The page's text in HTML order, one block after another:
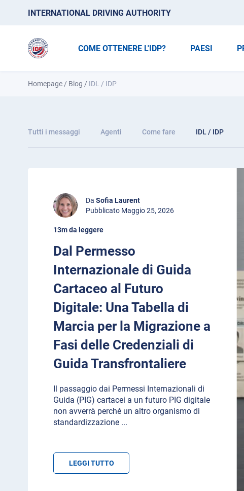
INTERNATIONAL DRIVING AUTHORITY
COME OTTENERE L'IDP? PAESI
Homepage / Blog / IDL / IDP
Tutti i messaggi Agenti Come fare IDL / IDP
Da Sofia Laurent
Pubblicato Maggio 25, 2026
13m da leggere
Dal Permesso
Internazionale di Guida
Cartaceo al Futuro
Digitale: Una Tabella di
Marcia per la Migrazione a
Fasi delle Credenziali di
Guida Transfrontaliere
Il passaggio dai Permessi Internazionali di
Guida (PIG) cartacei a un futuro PIG digitale
non avverrà perché un altro organismo di
standardizzazione ...
LEGGI TUTTO